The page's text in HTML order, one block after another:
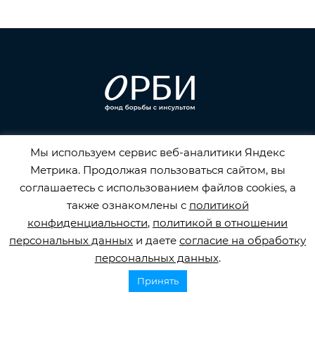
Горячая линия по инсульту
8 800 707 52 29
info@orbifond.ru
Подписаться
Мы используем сервис веб-аналитики Яндекс
Метрика. Продолжая пользоваться сайтом, вы
соглашаетесь с использованием файлов cookies, а
также ознакомлены с политикой
конфиденциальности, политикой в отношении
персональных данных и даете согласие на обработку
персональных данных.
Принять